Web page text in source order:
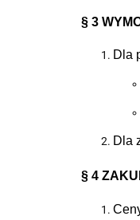
§ 3
Dla
Dla
§ 4